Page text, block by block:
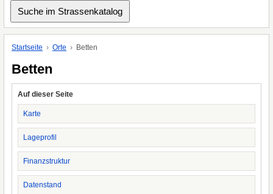
Startseite Orte Betten
Betten
Auf dieser Seite
Karte
Lageprofil
Finanzstruktur
Datenstand